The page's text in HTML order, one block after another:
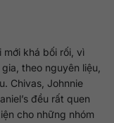
khá bối rối, vì
theo nguyên liệu,
Chivas, Johnnie
đều rất quen
cho những nhóm